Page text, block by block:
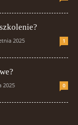
2025 1
2025 0